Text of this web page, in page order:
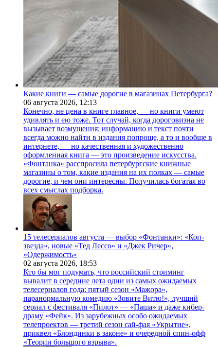
Какие книги — самые дорогие в магазинах Петербурга?
06 августа 2026, 12:13
Конечно, не цена в книге главное, — но книги умеют
удивлять и ею тоже. Тот случай, когда дороговизна не
вызывает возмущения: информацию и текст почти
всегда можно найти в издания попроще, а то и вообще в
интернете, — но качественная и художественно
оформленная книга — это произведение искусства.
«Фонтанка» расспросила петербургские книжные
магазины о том, какие издания на их полках — самые
дорогие, и чем они интересны. Получилась богатая во
всех смыслах подборка.
15 телесериалов августа — выбор «Фонтанки»: «Коп-
звезда», новые «Тед Лессо» и «Джек Ричер»,
«Одержимость»
02 августа 2026, 18:53
Кто бы мог подумать, что российский стриминг
вывалит в середине лета одни из самых ожидаемых
телесериалов года: пятый сезон «Мажора»,
паранормальную комедию «Зовите Витю!», лучший
сериал с фестиваля «Пилот» — «Паша» и даже кибер-
драму «Фейк». Из зарубежных особо ожидаемых
телепроектов — третий сезон сай-фая «Укрытие»,
приквел «Блондинки в законе» и очередной спин-офф
«Теории большого взрыва».